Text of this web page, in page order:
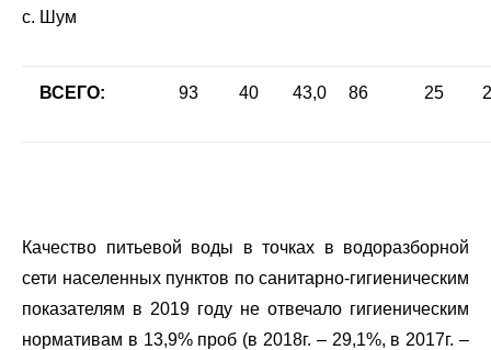
с. Шум
ВСЕГО: 93 40 43,0 86 25
Качество питьевой воды в точках в водоразборной
сети населенных пунктов по санитарно-гигиеническим
показателям в 2019 году не отвечало гигиеническим
нормативам в 13,9% проб (в 2018г. – 29,1%, в 2017г. –